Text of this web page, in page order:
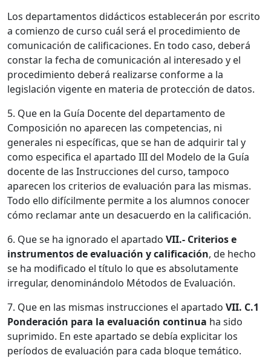
Los departamentos didácticos establecerán por escrito
a comienzo de curso cuál será el procedimiento de
comunicación de calificaciones. En todo caso, deberá
constar la fecha de comunicación al interesado y el
procedimiento deberá realizarse conforme a la
legislación vigente en materia de protección de datos.
5. Que en la Guía Docente del departamento de
Composición no aparecen las competencias, ni
generales ni específicas, que se han de adquirir tal y
como especifica el apartado III del Modelo de la Guía
docente de las Instrucciones del curso, tampoco
aparecen los criterios de evaluación para las mismas.
Todo ello difícilmente permite a los alumnos conocer
cómo reclamar ante un desacuerdo en la calificación.
6. Que se ha ignorado el apartado VII.- Criterios e
instrumentos de evaluación y calificación, de hecho
se ha modificado el título lo que es absolutamente
irregular, denominándolo Métodos de Evaluación.
7. Que en las mismas instrucciones el apartado VII. C.1
Ponderación para la evaluación continua ha sido
suprimido. En este apartado se debía explicitar los
períodos de evaluación para cada bloque temático.